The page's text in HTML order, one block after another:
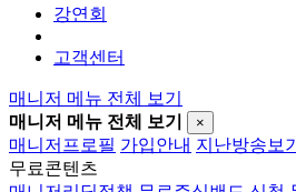
강연회
고객센터
매니저 메뉴 전체 보기
매니저 메뉴 전체 보기
×
매니저프로필 가입안내 지난방송보기
무료콘텐츠